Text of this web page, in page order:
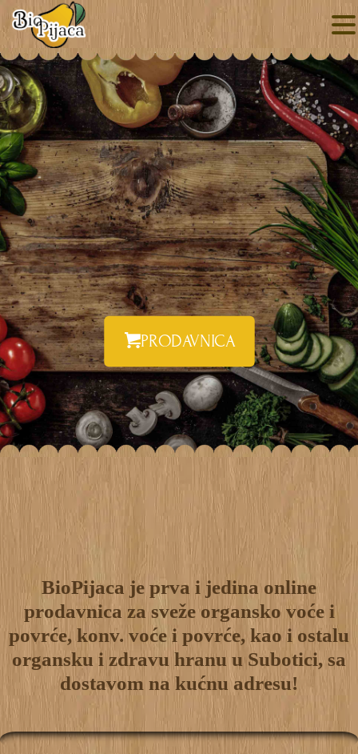
PRODAVNICA
BioPijaca je prva i jedina online
prodavnica za sveže organsko voće i
povrće, konv. voće i povrće, kao i ostalu
organsku i zdravu hranu u Subotici, sa
dostavom na kućnu adresu!